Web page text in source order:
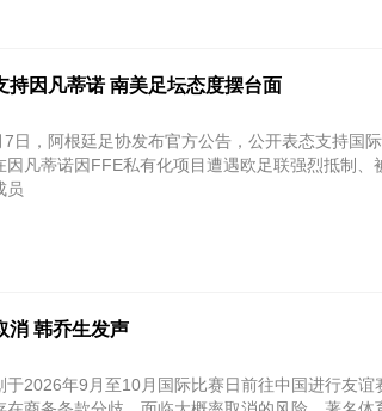
持因凡蒂诺 南美足坛态度摆台面
日‌，阿根廷足协发布官方公告，公开表态支持国
因凡蒂诺因FFE私有化项目遭遇欧足联强烈抵制、
员
消 韩乔生发声
于2026年9月至10月国际比赛日前往中国进行友谊